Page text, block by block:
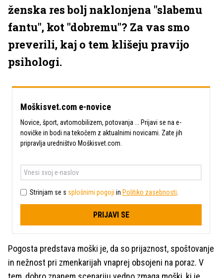
ženska res bolj naklonjena "slabemu
fantu", kot "dobremu"? Za vas smo
preverili, kaj o tem klišeju pravijo
psihologi.
Moškisvet.com e-novice
Novice, šport, avtomobilizem, potovanja ... Prijavi se na e-
novičke in bodi na tekočem z aktualnimi novicami. Zate jih
pripravlja uredništvo Moškisvet.com.
Strinjam se s splošnimi pogoji in Politiko zasebnosti
PRIJAVI SE
Pogosta predstava moški je, da so prijaznost, spoštovanje
in nežnost pri zmenkarijah vnaprej obsojeni na poraz. V